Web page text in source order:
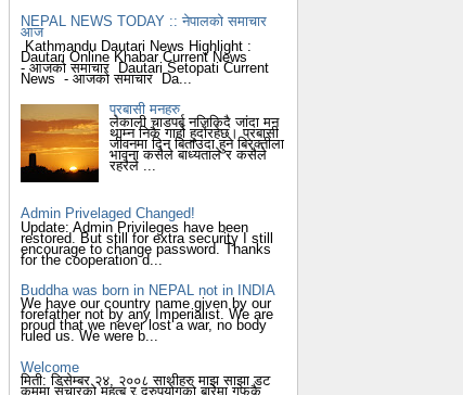
NEPAL NEWS TODAY :: नेपालको समाचार
आज
Kathmandu Dautari News Highlight :
Dautari Online Khabar Current News
- आजको समाचार Dautari Setopati Current
News - आजको समाचार Da...
प्रबासी मनहरु
लेकाली चाडपर्ब नजिकिदै जांदा मन
थाम्न निकै गार्हो हुदोंरहेछ। प्रबासी
जीवनमा दिन बिताउदा हुने बिरक्तीला
भावना कसैले बाध्यताले र कसैले
रहरैले ...
Admin Privelaged Changed!
Update: Admin Privileges have been
restored. But still for extra security I still
encourage to change password. Thanks
for the cooperation d...
Buddha was born in NEPAL not in INDIA
We have our country name given by our
forefather not by any Imperialist. We are
proud that we never lost a war, no body
ruled us. We were b...
Welcome
मिती: डिसेम्बर २४, २००८ साथीहरु माझ साझा डट
कममा संचारको महत्ब र दुरुपयोगको बारेमा गफकै